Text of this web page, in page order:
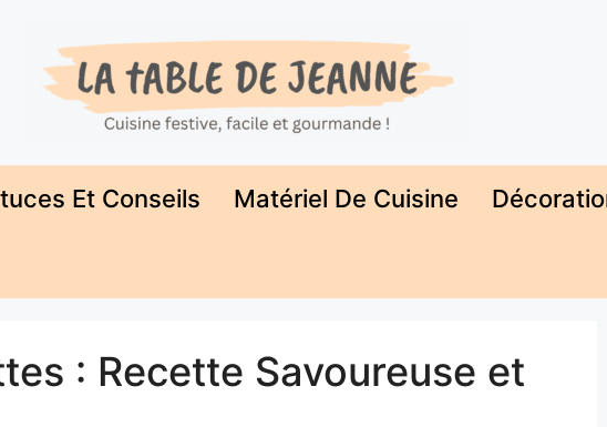
Et Conseils Matériel De Cuisine
: Recette Savoureuse et